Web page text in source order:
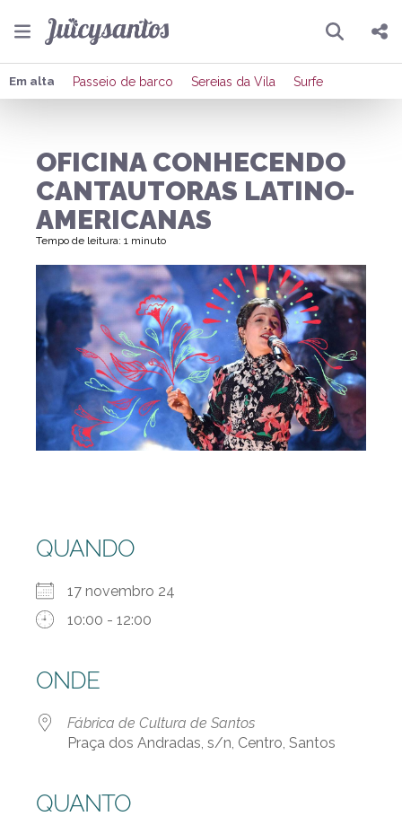
Pesquisar
Compartilhar
Enviar por Whatsapp
Em alta Passeio de barco Sereias da Vila Surfe
OFICINA CONHECENDO
CANTAUTORAS LATINO-
AMERICANAS
Tempo de leitura: 1 minuto
QUANDO
17 novembro 24
10:00 - 12:00
ONDE
Fábrica de Cultura de Santos
Praça dos Andradas, s/n, Centro, Santos
QUANTO